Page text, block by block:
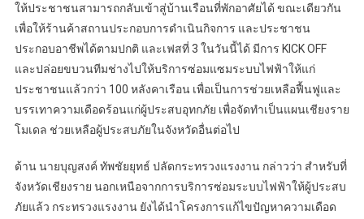
ให้ประชาชนสามารถกลับเข้าสู่บ้านเรือนที่พักอาศัยได้ ขณะเดียวกัน
เพื่อให้ร้านค้าสถานประกอบการดำเนินกิจการ และประชาชน
ประกอบอาชีพได้ตามปกติ และเฟสที่ 3 ในวันนี้ได้ มีการ KICK OFF
และปล่อยขบวนทีมช่างไปให้บริการซ่อมแซมระบบไฟฟ้าให้แก่
ประชาชนแล้วกว่า 100 หลังคาเรือน เพื่อเป็นการช่วยเหลือฟื้นฟูและ
บรรเทาความเดือดร้อนแก่ผู้ประสบอุทกภัย เพื่อจัดทำเป็นแผนเชียงราย
โมเดล ช่วยเหลือผู้ประสบภัยในจังหวัดอื่นต่อไป
ด้าน นายบุญสงค์ ทัพชัยยุทธ์ ปลัดกระทรวงแรงงาน กล่าวว่า สำหรับที่
จังหวัดเชียงราย นอกเหนือจากการบริการซ่อมระบบไฟฟ้าให้ผู้ประสบ
ภัยแล้ว กระทรวงแรงงาน ยังได้นำโครงการแก้ไขปัญหาความเดือด